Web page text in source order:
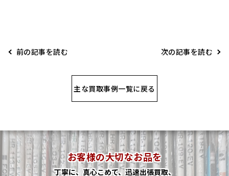
前の記事を読む 次の記事を読む
主な買取事例一覧に戻る
お客様の大切なお品を
丁寧に、真心こめて、迅速出張買取、